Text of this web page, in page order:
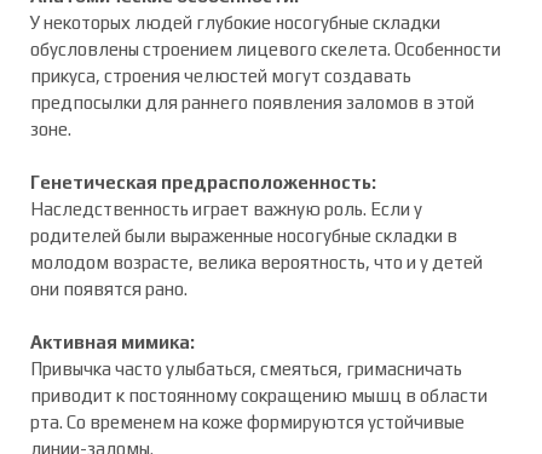
У некоторых людей глубокие носогубные складки
обусловлены строением лицевого скелета. Особенности
прикуса, строения челюстей могут создавать
предпосылки для раннего появления заломов в этой
зоне.
Генетическая предрасположенность:
Наследственность играет важную роль. Если у
родителей были выраженные носогубные складки в
молодом возрасте, велика вероятность, что и у детей
они появятся рано.
Активная мимика:
Привычка часто улыбаться, смеяться, гримасничать
приводит к постоянному сокращению мышц в области
рта. Со временем на коже формируются устойчивые
линии-заломы.